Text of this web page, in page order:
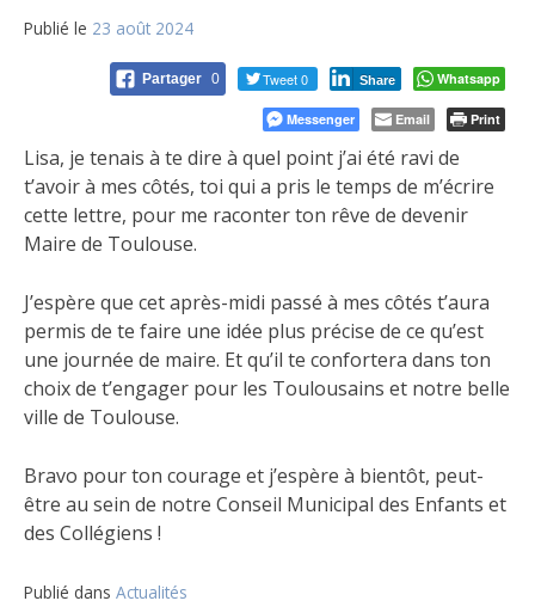
Publié le 23 août 2024
Partager 0 Tweet 0 Share Whatsapp
Messenger Email Print
Lisa, je tenais à te dire à quel point j’ai été ravi de
t’avoir à mes côtés, toi qui a pris le temps de m’écrire
cette lettre, pour me raconter ton rêve de devenir
Maire de Toulouse.
J’espère que cet après-midi passé à mes côtés t’aura
permis de te faire une idée plus précise de ce qu’est
une journée de maire. Et qu’il te confortera dans ton
choix de t’engager pour les Toulousains et notre belle
ville de Toulouse.
Bravo pour ton courage et j’espère à bientôt, peut-
être au sein de notre Conseil Municipal des Enfants et
des Collégiens !
Publié dans Actualités